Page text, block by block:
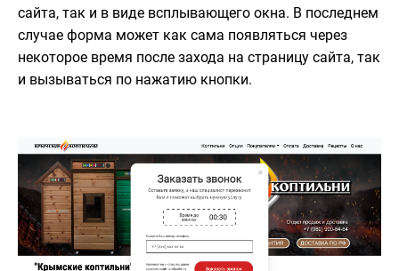
сайта, так и в виде всплывающего окна. В последнем
случае форма может как сама появляться через
некоторое время после захода на страницу сайта, так
и вызываться по нажатию кнопки.